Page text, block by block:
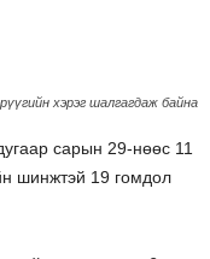
хэрэг шалгагдаж байна
сарын 29-нөөс 11
шинжтэй 19 гомдол